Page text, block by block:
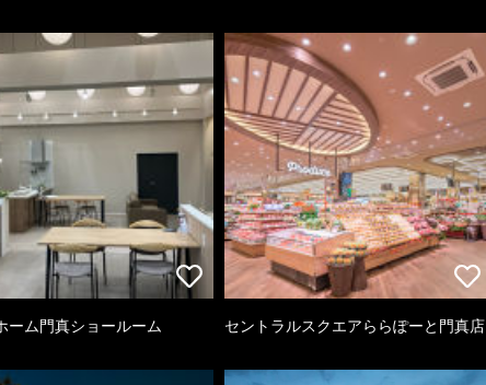
ーム門真ショールーム セントラルスクエアららぽーと門真店